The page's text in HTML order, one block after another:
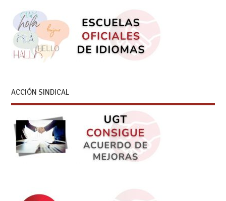
ACCIÓN SINDICAL